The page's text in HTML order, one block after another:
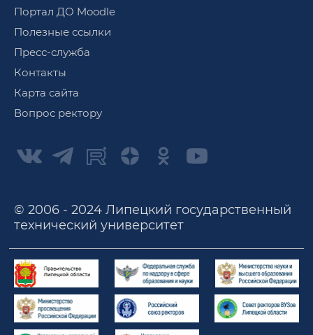
Портал ДО Moodle
Полезные ссылки
Пресс-служба
Контакты
Карта сайта
Вопрос ректору
© 2006 - 2024 Липецкий государственный
технический университет